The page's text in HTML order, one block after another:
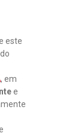
este
, em
e